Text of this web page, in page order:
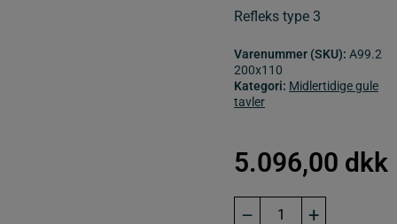
Refleks type 3
Varenummer (SKU): A99.2
200x110
Kategori: Midlertidige gule
tavler
5.096,00 dkk
– +